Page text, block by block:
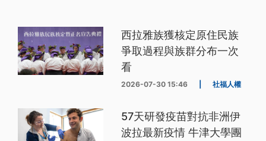
西拉雅族獲核定原住民族
爭取過程與族群分布一次
看
2026-07-30 15:46 社福人權
57天研發疫苗對抗非洲伊
波拉最新疫情 牛津大學團